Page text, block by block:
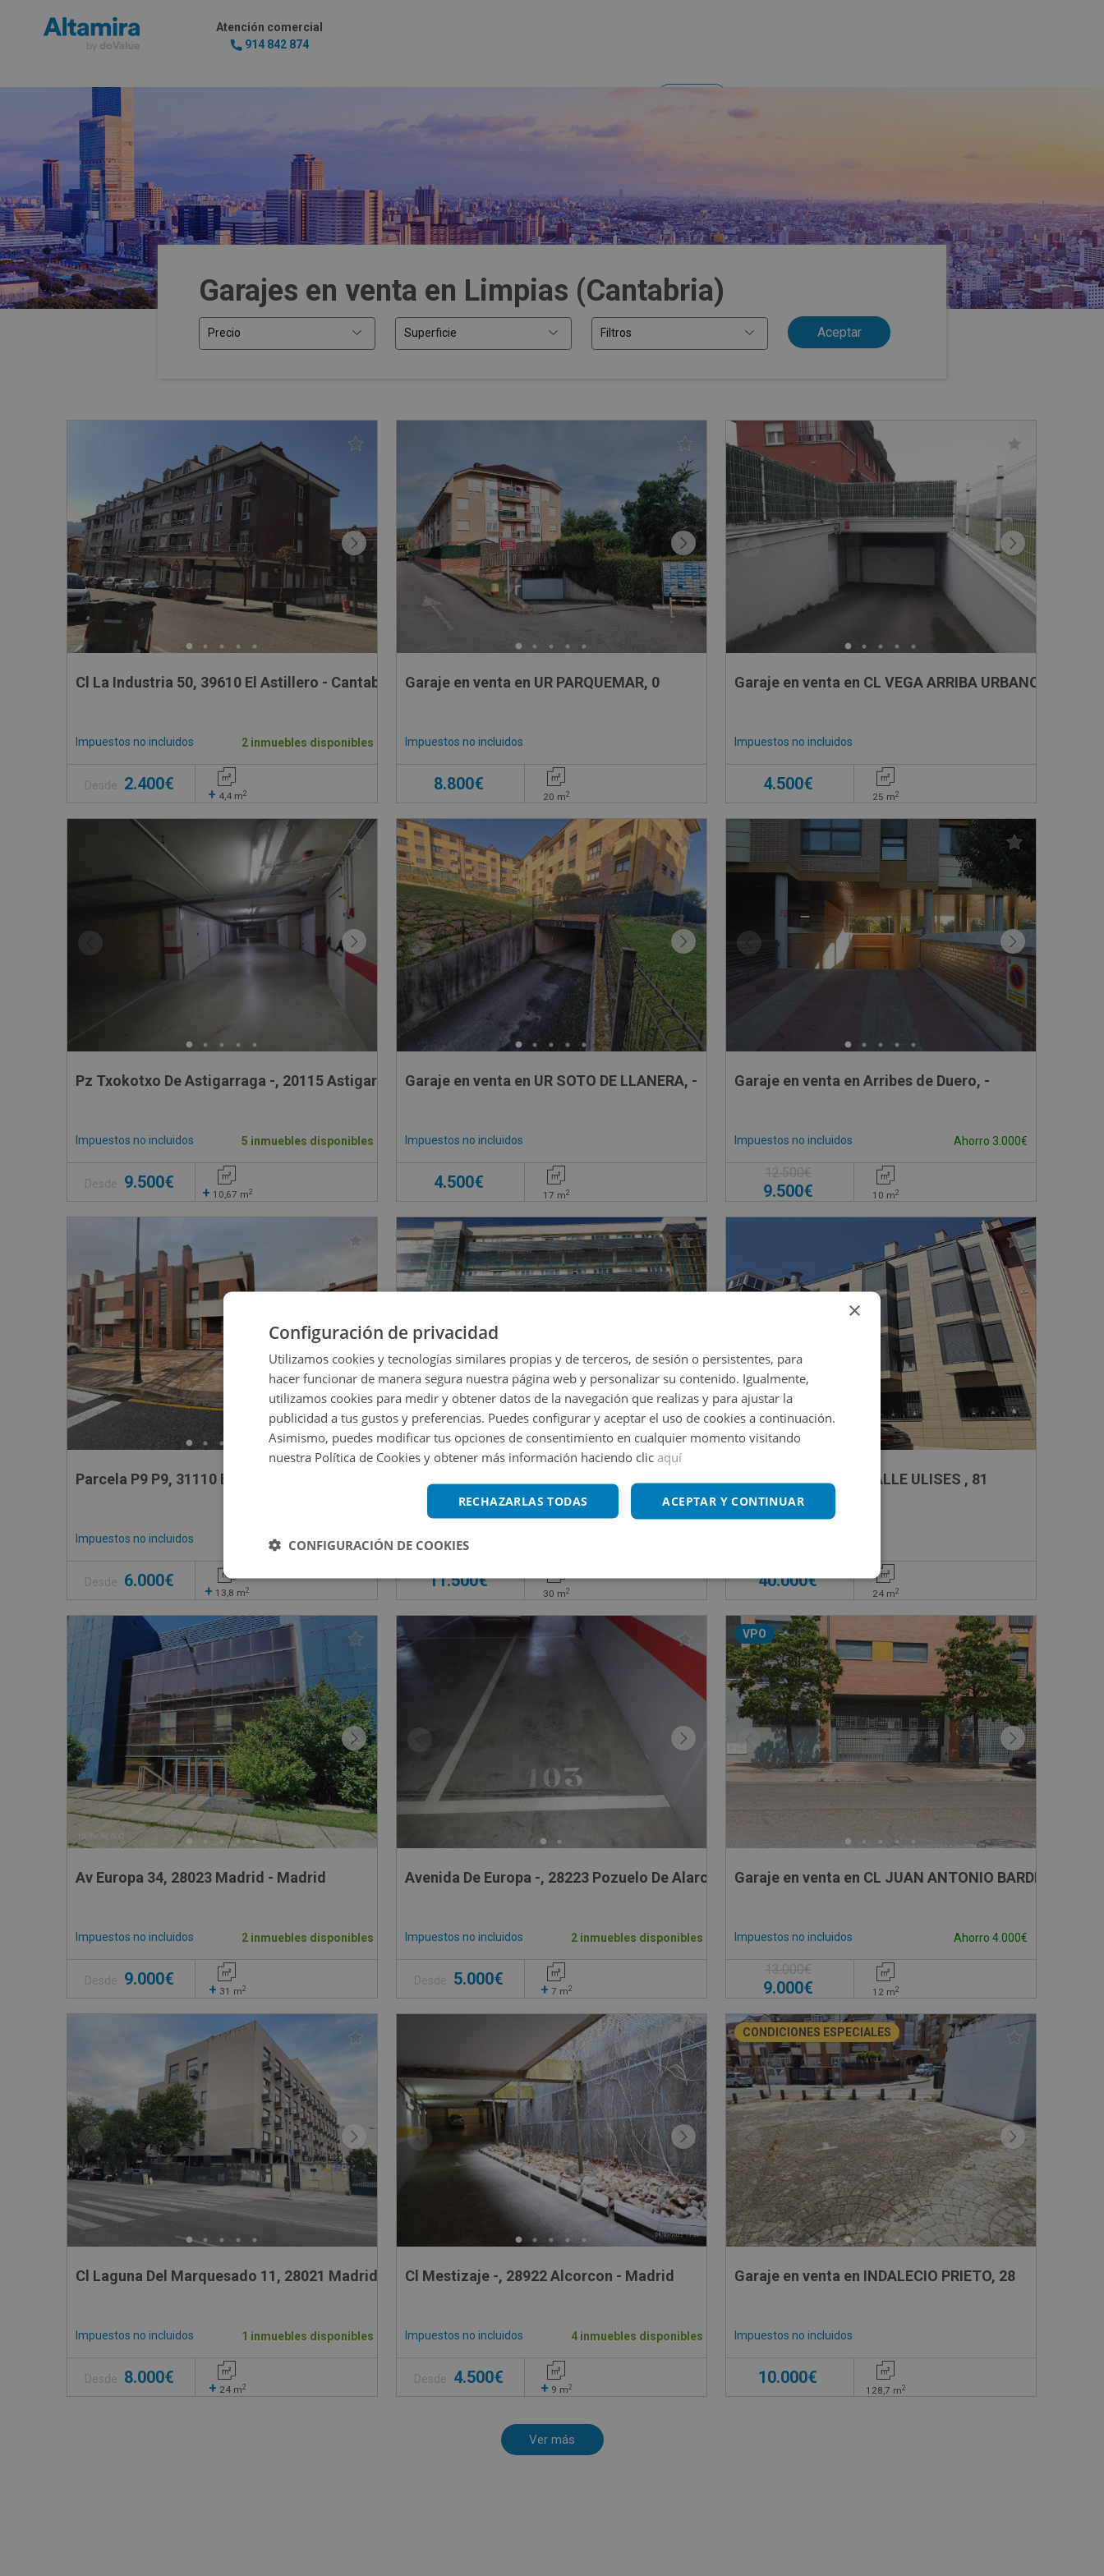
Atención comercial
914 842 874
Garajes en venta en Limpias (Cantabria)
Precio Superficie Filtros
Cl La Industria 50, 39610 El Astillero - Cantabria
Impuestos no incluidos 2 inmuebles disponibles
Desde 2.400€
+ 4,4 m2
Garaje en venta en UR PARQUEMAR, 0
Impuestos no incluidos
8.800€
20 m2
Garaje en venta en CL VEGA ARRIBA URBANO, 21
Impuestos no incluidos
4.500€
25 m2
Pz Txokotxo De Astigarraga -, 20115 Astigarraga - Guipúzcoa
Impuestos no incluidos 5 inmuebles disponibles
Desde 9.500€
+ 10,67 m2
Garaje en venta en UR SOTO DE LLANERA, -
Impuestos no incluidos
4.500€
17 m2
Garaje en venta en Arribes de Duero, -
Impuestos no incluidos Ahorro 3.000€
12.500€
9.500€ 10 m2
Parcela P9 P9, 31110 Elorz - Navarra
Impuestos no incluidos 3 inmuebles disponibles
Desde 6.000€
+ 13,8 m2
Garaje en venta en CL EUROPA DE, 7
Impuestos no incluidos
11.500€
30 m2
Garaje en venta en CALLE ULISES , 81
40.000€
24 m2
Av Europa 34, 28023 Madrid - Madrid
Impuestos no incluidos 2 inmuebles disponibles
Desde 9.000€
+ 31 m2
Avenida De Europa -, 28223 Pozuelo De Alarcon - Madrid
Impuestos no incluidos 2 inmuebles disponibles
Desde 5.000€
+ 7 m2
VPO
Garaje en venta en CL JUAN ANTONIO BARDEM, -
Impuestos no incluidos Ahorro 4.000€
13.000€
9.000€ 12 m2
Cl Laguna Del Marquesado 11, 28021 Madrid - Madrid
Impuestos no incluidos 1 inmuebles disponibles
Desde 8.000€
+ 24 m2
Cl Mestizaje -, 28922 Alcorcon - Madrid
Impuestos no incluidos 4 inmuebles disponibles
Desde 4.500€
+ 9 m2
CONDICIONES ESPECIALES
Garaje en venta en INDALECIO PRIETO, 28
Impuestos no incluidos
10.000€
128,7 m2
×
Configuración de privacidad
Utilizamos cookies y tecnologías similares propias y de terceros, de sesión o persistentes, para
hacer funcionar de manera segura nuestra página web y personalizar su contenido. Igualmente,
utilizamos cookies para medir y obtener datos de la navegación que realizas y para ajustar la
publicidad a tus gustos y preferencias. Puedes configurar y aceptar el uso de cookies a continuación.
Asimismo, puedes modificar tus opciones de consentimiento en cualquier momento visitando
nuestra Política de Cookies y obtener más información haciendo clic aquí
ACEPTAR Y CONTINUAR
RECHAZARLAS TODAS
CONFIGURACIÓN DE COOKIES